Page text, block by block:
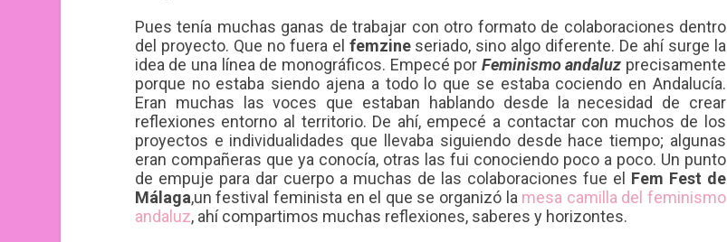
Pues tenía muchas ganas de trabajar con otro formato de colaboraciones dentro
del proyecto. Que no fuera el femzineseriado, sino algo diferente. De ahí surge la
idea de una línea de monográficos. Empecé por Feminismo andaluz precisamente
porque no estaba siendo ajena a todo lo que se estaba cociendo en Andalucía.
Eran muchas las voces que estaban hablando desde la necesidad de crear
reflexiones entorno al territorio. De ahí, empecé a contactar con muchos de los
proyectos e individualidades que llevaba siguiendo desde hace tiempo; algunas
eran compañeras que ya conocía, otras las fui conociendo poco a poco. Un punto
de empuje para dar cuerpo a muchas de las colaboraciones fue el Fem Fest de
Málaga,un festival feminista en el que se organizó la mesa camilla del feminismo
andaluz, ahí compartimos muchas reflexiones, saberes y horizontes.